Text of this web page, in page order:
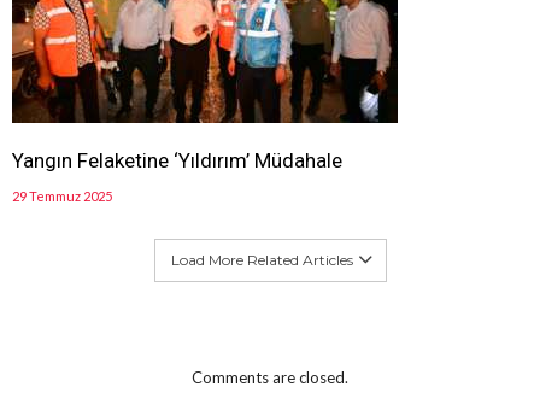
Yangın Felaketine ‘Yıldırım’ Müdahale
29 Temmuz 2025
Load More Related Articles
Comments are closed.